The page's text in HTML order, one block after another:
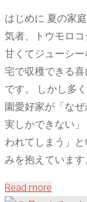
ク"
ず
の
野
菜
を
育
て
る
驚
の
はじめに 夏の家
気者、トウモロ
甘くてジューシー
宅で収穫できる
です。 しかし多
園愛好家が「な
実しかできない
われてしまう」
みを抱えています
Read more